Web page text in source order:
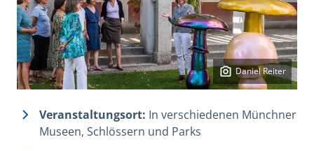
Daniel Reiter
Veranstaltungsort: In verschiedenen Münchner
Museen, Schlössern und Parks